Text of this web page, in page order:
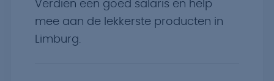
Verdien een goed salaris en help
mee aan de lekkerste producten in
Limburg.